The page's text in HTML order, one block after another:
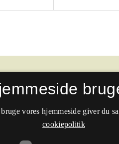
vores hjemmeside giver du
cookiepolitik